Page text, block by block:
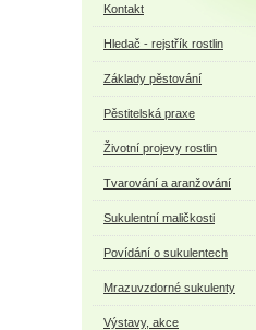
Kontakt
Hledač - rejstřík rostlin
Základy pěstování
Pěstitelská praxe
Životní projevy rostlin
Tvarování a aranžování
Sukulentní maličkosti
Povídání o sukulentech
Mrazuvzdorné sukulenty
Výstavy, akce